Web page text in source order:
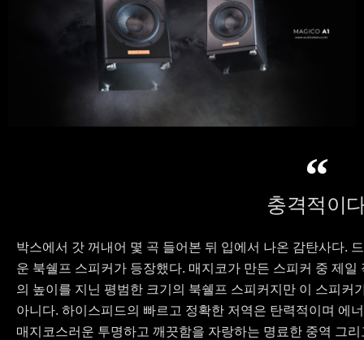
충격적이
박스에서 갓 꺼내어 몇 곡 들어본 뒤 입에서 나온 감탄사다.
운 북쉘프 스피커가 등장했다. 매지코가 만든 스피커 중 제
의 높이를 지닌 평범한 크기의 북쉘프 스피커지만 이 스피커
아니다. 하이스피드의 빠르고 정확한 저역은 탄력적이며 에
매지코스러운 투명하고 깨끗함을 자랑하는 명료한 중역 그